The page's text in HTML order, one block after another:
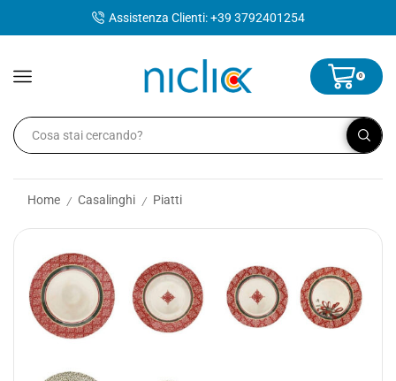
Assistenza Clienti: +39 3792401254
0
Home / Casalinghi / Piatti